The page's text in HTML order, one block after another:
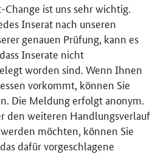
ist uns sehr wichtig.
Inserat nach unseren
genauen Prüfung, kann es
Inserate nicht
worden sind. Wenn Ihnen
vorkommt, können Sie
Die Meldung erfolgt anonym.
den weiteren Handlungsverlauf
möchten, können Sie
dafür vorgeschlagene